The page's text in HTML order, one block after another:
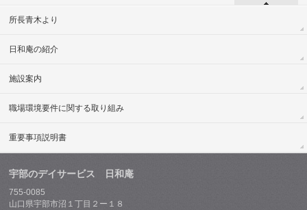
所長青木より
日和庵の紹介
施設案内
職場環境要件に関する取り組み
重要事項説明書
宇部のデイサービス 日和庵
755-0085
山口県宇部市沼１丁目２ー１８